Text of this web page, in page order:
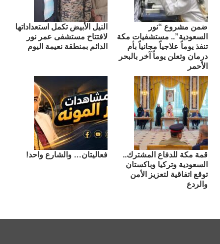
ضمن مشروع “نور
السعودية”.. مستشفيات مكة
تنفذ يوماً علاجياً مجانياً بأم
درمان وتعلن يوماً آخر بالبحر
الأحمر
النيل الأبيض تكمل استعداداتها
لافتتاح مستشفى عمر نور
الدائم بمنطقة نعيمة اليوم
قمة مكة للدفاع المشترك..
السعودية وتركيا وباكستان
توقع اتفاقية لتعزيز الأمن
والردع
فعاليتان… والشارع واحد!